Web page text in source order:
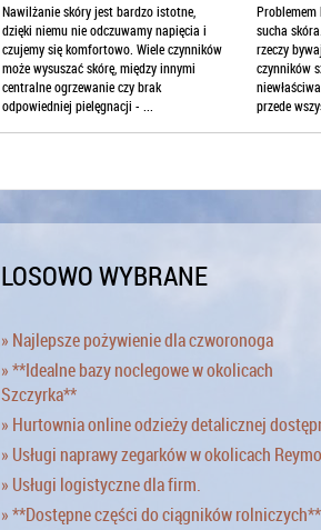
Nawilżanie skóry jest bardzo istotne,
dzięki niemu nie odczuwamy napięcia i
czujemy się komfortowo. Wiele czynników
może wysuszać skórę, między innymi
centralne ogrzewanie czy brak
odpowiedniej pielęgnacji - ...
sucha
rzeczy
czynników
przede
LOSOWO WYBRANE
» Najlepsze pożywienie dla czworonoga
» **Idealne bazy noclegowe w okolicach
Szczyrka**
» Hurtownia online odzieży detalicznej
» Usługi naprawy zegarków w okolicach
» Usługi logistyczne dla firm.
» **Dostępne części do ciągników rolniczych**